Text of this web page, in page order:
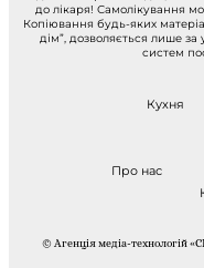
до лікаря! Самолікування
Копіювання будь-яких
дім”, дозволяється лише
систем
Кухня
Про нас
© Агенція медіа-технологій